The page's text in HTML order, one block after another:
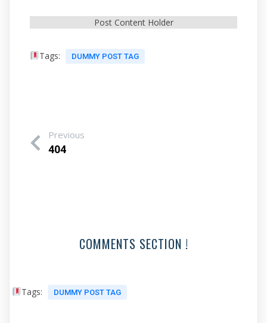
Post Content Holder
Tags: DUMMY POST TAG
Previous
404
COMMENTS SECTION !
Tags: DUMMY POST TAG